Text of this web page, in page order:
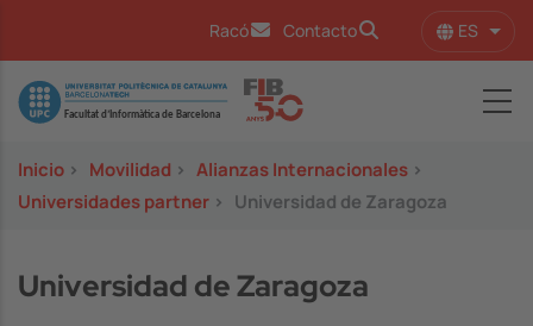
Racó Contacto ES
Image
Inicio > Movilidad > Alianzas Internacionales >
Universidades partner > Universidad de Zaragoza
Universidad de Zaragoza